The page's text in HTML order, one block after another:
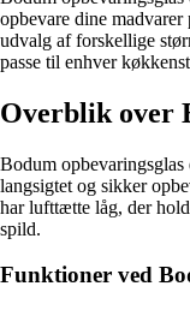
opbevare dine
udvalg af forskellige
passe til enhver
Overblik over
Bodum opbevaringsglas
langsigtet og sikker
har lufttætte låg, der
spild.
Funktioner ved